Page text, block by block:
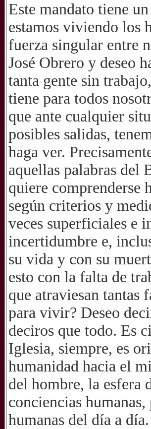
Este mandato tiene
estamos viviendo los
fuerza singular entre
José Obrero y deseo
tanta gente sin
tiene para todos
que ante cualquier
posibles salidas,
haga ver.
aquellas palabras del
quiere comprenderse
según criterios y
veces superficiales e
incertidumbre e,
su vida y con su
esto con la falta de
que atraviesan
para vivir? Deseo
deciros que todo. Es
Iglesia, siempre, es
humanidad hacia el
del hombre, la esfera
conciencias
humanas del día a día.